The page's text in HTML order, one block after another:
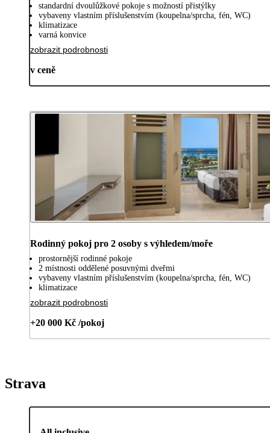
standardní dvoulůžkové pokoje s možností přistýlky
vybaveny vlastním příslušenstvím (koupelna/sprcha, fén, WC)
klimatizace
varná konvice
zobrazit podrobnosti
v ceně
Rodinný pokoj pro 2 osoby s výhledem/moře
prostornější rodinné pokoje
2 místnosti oddělené posuvnými dveřmi
vybaveny vlastním příslušenstvím (koupelna/sprcha, fén, WC)
klimatizace
zobrazit podrobnosti
+20 000 Kč /pokoj
Strava